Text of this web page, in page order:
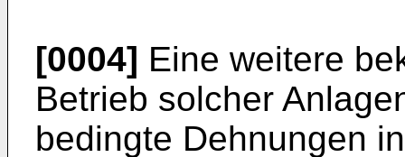
[0004] Eine weitere
Betrieb solcher
bedingte Dehnungen